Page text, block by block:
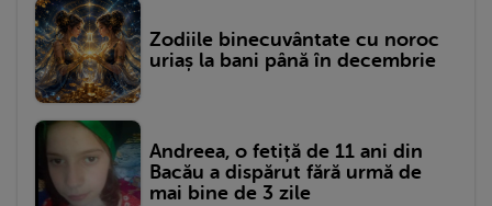
Zodiile binecuvântate cu noroc
uriaș la bani până în decembrie
Andreea, o fetiță de 11 ani din
Bacău a dispărut fără urmă de
mai bine de 3 zile